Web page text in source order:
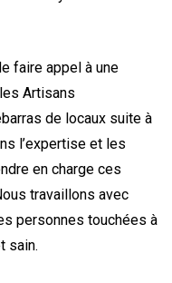
faire appel à une
Artisans
de locaux suite à
l’expertise et les
en charge ces
travaillons avec
personnes touchées à
sain.